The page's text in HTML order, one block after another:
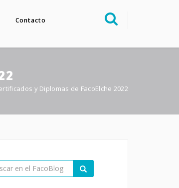
Contacto
y Diplomas de FacoElche 2022